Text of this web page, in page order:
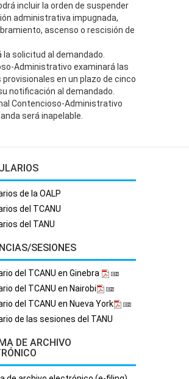
incluir la orden de suspender
administrativa impugnada,
ascenso o rescisión de
solicitud al demandado.
Administrativo examinará las
en un plazo de cinco
notificación al demandado.
Contencioso-Administrativo
será inapelable.
de la OALP
del TCANU
del TANU
SESIONES
del TCANU en Ginebra
del TCANU en Nairobi
del TCANU en Nueva York
de las sesiones del TANU
DE ARCHIVO